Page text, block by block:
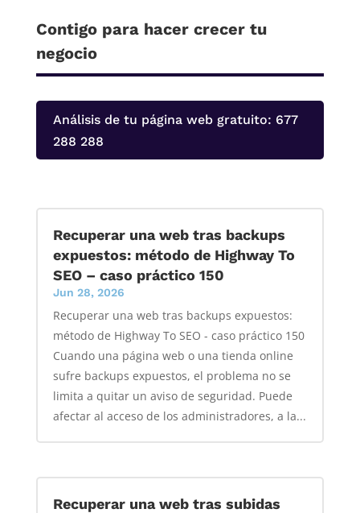
Contigo para hacer crecer tu
negocio
Análisis de tu página web gratuito: 677
288 288
Recuperar una web tras backups
expuestos: método de Highway To
SEO – caso práctico 150
Jun 28, 2026
Recuperar una web tras backups expuestos:
método de Highway To SEO - caso práctico 150
Cuando una página web o una tienda online
sufre backups expuestos, el problema no se
limita a quitar un aviso de seguridad. Puede
afectar al acceso de los administradores, a la...
Recuperar una web tras subidas